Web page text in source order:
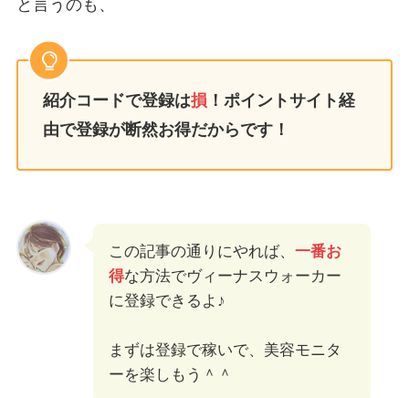
と言うのも、
紹介コードで登録は損 ！ポイントサイト経
由で登録が断然お得だからです！
この記事の通りにやれば、 一番お
得な方法でヴィーナスウォーカー
に登録できるよ♪
まずは登録で稼いで、美容モニタ
ーを楽しもう＾＾